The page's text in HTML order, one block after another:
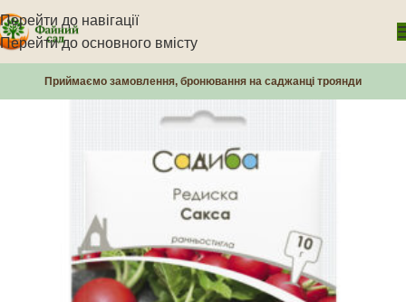
Перейти до навігації
Перейти до основного вмісту
Приймаємо замовлення, бронювання на саджанці троянди